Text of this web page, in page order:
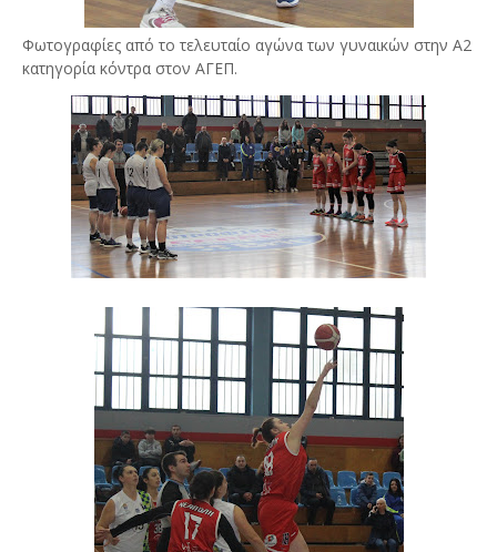
Φωτογραφίες από το τελευταίο αγώνα των γυναικών στην Α2
κατηγορία κόντρα στον ΑΓΕΠ.